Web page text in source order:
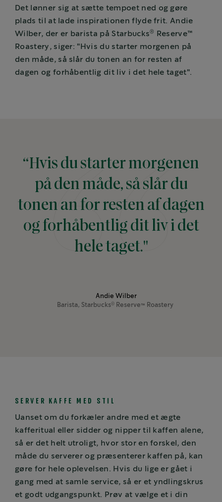
Det lønner sig at sætte tempoet ned og gøre
plads til at lade inspirationen flyde frit. Andie
Wilber, der er barista på Starbucks®
Reserve™
Roastery, siger: "Hvis du starter morgenen på
den måde, så slår du tonen an for resten af
dagen og forhåbentlig dit liv i det hele taget".
“Hvis du starter morgenen
på den måde, så slår du
tonen an for resten af dagen
og forhåbentlig dit liv i det
hele taget."
Andie Wilber
Barista, Starbucks® Reserve™ Roastery
SERVER KAFFE MED STIL
Uanset om du forkæler andre med et ægte
kafferitual eller sidder og nipper til kaffen alene,
så er det helt utroligt, hvor stor en forskel, den
måde du serverer og præsenterer kaffen på, kan
gøre for hele oplevelsen. Hvis du lige er gået i
gang med at samle service, så er et yndlingskrus
et godt udgangspunkt. Prøv at vælge et i din